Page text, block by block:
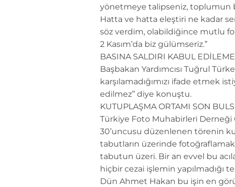
yönetmeye talipseniz, toplumun
Hatta ve hatta eleştiri ne kadar
söz verdim, olabildiğince mutlu
2 Kasım’da biz gülümseriz.”
BASINA SALDIRI KABUL
Başbakan Yardımcısı Tuğrul
karşılamadığımızı ifade etmek
edilmez” diye konuştu.
KUTUPLAŞMA ORTAMI SON
Türkiye Foto Muhabirleri Derneği
30’uncusu düzenlenen törenin
tabutların üzerinde
tabutun üzeri. Bir an evvel bu
hiçbir cezai işlemin
Dün Ahmet Hakan bu işin en